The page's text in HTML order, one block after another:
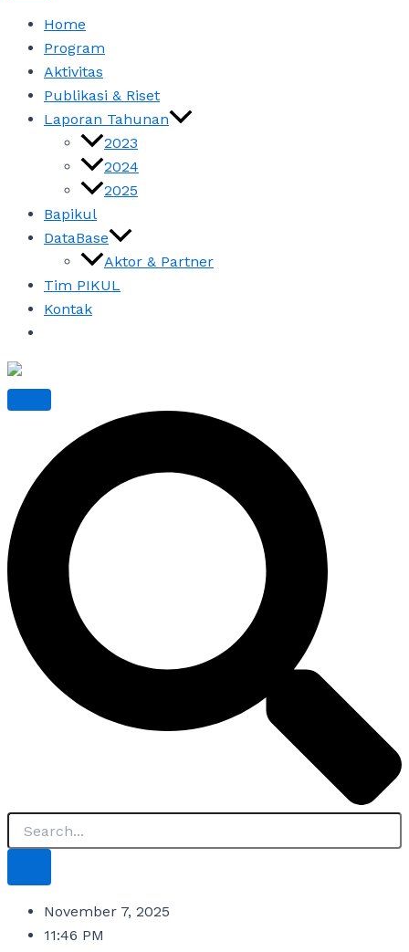
Home
Program
Aktivitas
Publikasi & Riset
Laporan Tahunan
2023
2024
2025
Bapikul
DataBase
Aktor & Partner
Tim PIKUL
Kontak
November 7, 2025
11:46 PM